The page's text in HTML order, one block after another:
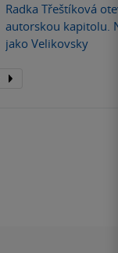
Radka Třeštíková
autorskou kapitolu.
jako Velikovsky